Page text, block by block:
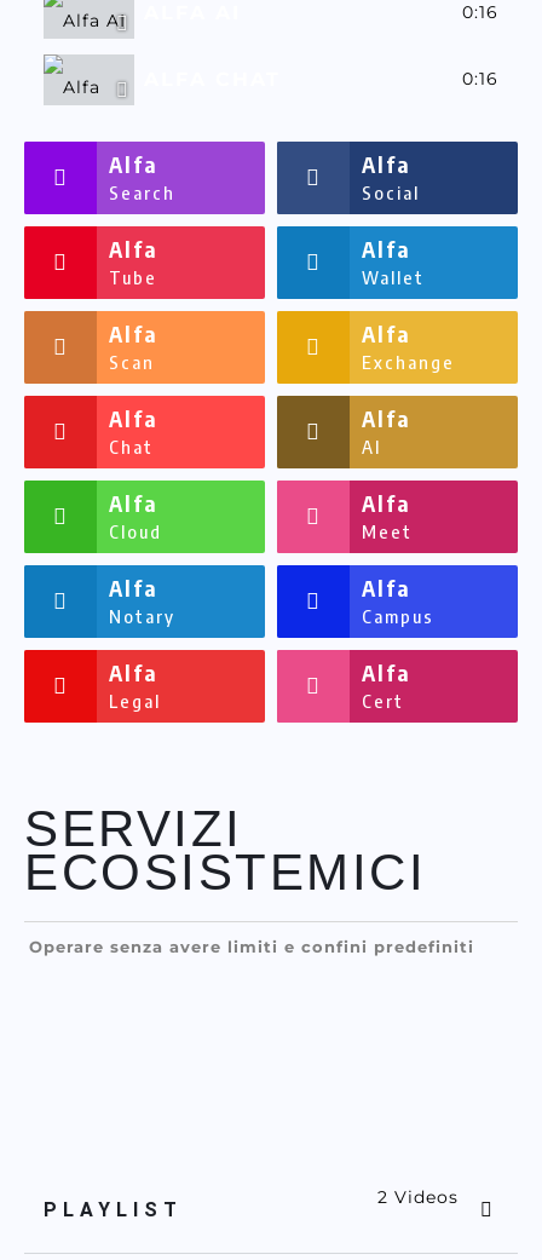
0:16
0:16
ALFASSA 0:16
Alfa
Search
Alfa
Social
Alfa
Tube
Alfa
Wallet
Alfa
Scan
Alfa
Exchange
Alfa
Chat
Alfa
AI
Alfa
Cloud
Alfa
Meet
Alfa
Notary
Alfa
Campus
Alfa
Legal
Alfa
Cert
SERVIZI
ECOSISTEMICI
Operare senza avere limiti e confini predefiniti
PLAYLIST
2 Videos